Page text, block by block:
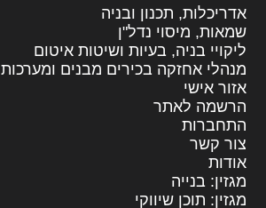
אדריכלות, תכנון ובניה
שמאות, מיסוי נדל"ן
ליקויי בניה, בעיות ושיטות איטום
מנהלי אחזקה בכירים מבנים ומערכות
אזור אישי
הרשמה לאתר
התחברות
צור קשר
אודות
מגזין: בנייה
מגזין: תוכן שיווקי